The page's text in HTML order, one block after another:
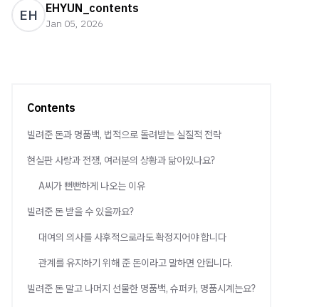
EH EHYUN_contents
Jan 05, 2026
Contents
빌려준 돈과 명품백, 법적으로 돌려받는 실질적 전략
현실판 사랑과 전쟁, 여러분의 상황과 닮아있나요?
A씨가 뻔뻔하게 나오는 이유
빌려준 돈 받을 수 있을까요?
대여의 의사를 사후적으로라도 확정지어야 합니다
관계를 유지하기 위해 준 돈이라고 말하면 안됩니다.
빌려준 돈 말고 나머지 선물한 명품백, 슈퍼카, 명품시계는요?